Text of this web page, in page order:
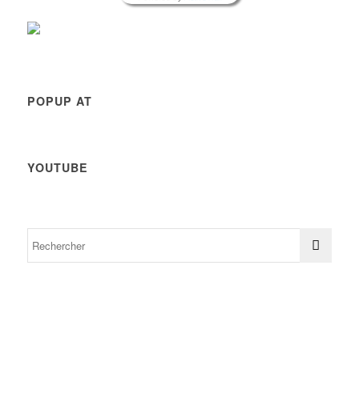
POPUP AT
YOUTUBE